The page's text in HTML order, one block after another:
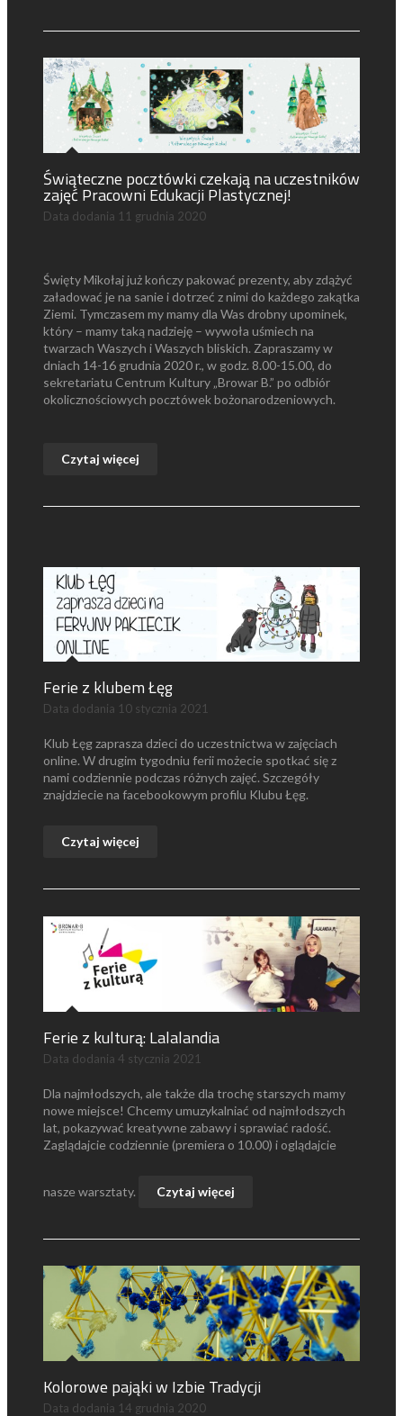
Świąteczne pocztówki czekają na uczestników
zajęć Pracowni Edukacji Plastycznej!
Data dodania 11 grudnia 2020
Święty Mikołaj już kończy pakować prezenty, aby zdążyć
załadować je na sanie i dotrzeć z nimi do każdego zakątka
Ziemi. Tymczasem my mamy dla Was drobny upominek,
który – mamy taką nadzieję – wywoła uśmiech na
twarzach Waszych i Waszych bliskich. Zapraszamy w
dniach 14-16 grudnia 2020 r., w godz. 8.00-15.00, do
sekretariatu Centrum Kultury „Browar B.” po odbiór
okolicznościowych pocztówek bożonarodzeniowych.
Czytaj więcej
Ferie z klubem Łęg
Data dodania 10 stycznia 2021
Klub Łęg zaprasza dzieci do uczestnictwa w zajęciach
online. W drugim tygodniu ferii możecie spotkać się z
nami codziennie podczas różnych zajęć. Szczegóły
znajdziecie na facebookowym profilu Klubu Łęg.
Czytaj więcej
Ferie z kulturą: Lalalandia
Data dodania 4 stycznia 2021
Dla najmłodszych, ale także dla trochę starszych mamy
nowe miejsce! Chcemy umuzykalniać od najmłodszych
lat, pokazywać kreatywne zabawy i sprawiać radość.
Zaglądajcie codziennie (premiera o 10.00) i oglądajcie
nasze warsztaty. Czytaj więcej
Kolorowe pająki w Izbie Tradycji
Data dodania 14 grudnia 2020